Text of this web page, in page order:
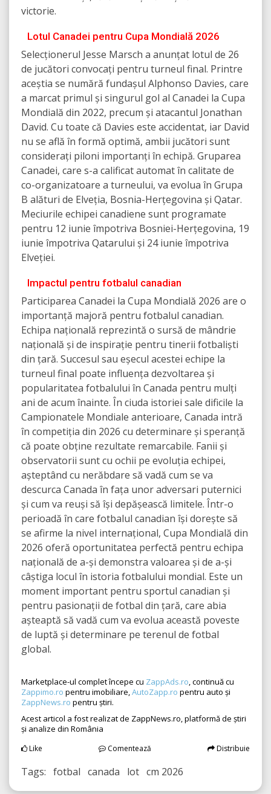
victorie.
Lotul Canadei pentru Cupa Mondială 2026
Selecționerul Jesse Marsch a anunțat lotul de 26
de jucători convocați pentru turneul final. Printre
aceștia se numără fundașul Alphonso Davies, care
a marcat primul și singurul gol al Canadei la Cupa
Mondială din 2022, precum și atacantul Jonathan
David. Cu toate că Davies este accidentat, iar David
nu se află în formă optimă, ambii jucători sunt
considerați piloni importanți în echipă. Gruparea
Canadei, care s-a calificat automat în calitate de
co-organizatoare a turneului, va evolua în Grupa
B alături de Elveția, Bosnia-Herțegovina și Qatar.
Meciurile echipei canadiene sunt programate
pentru 12 iunie împotriva Bosniei-Herțegovina, 19
iunie împotriva Qatarului și 24 iunie împotriva
Elveției.
Impactul pentru fotbalul canadian
Participarea Canadei la Cupa Mondială 2026 are o
importanță majoră pentru fotbalul canadian.
Echipa națională reprezintă o sursă de mândrie
națională și de inspirație pentru tinerii fotbaliști
din țară. Succesul sau eșecul acestei echipe la
turneul final poate influența dezvoltarea și
popularitatea fotbalului în Canada pentru mulți
ani de acum înainte. În ciuda istoriei sale dificile la
Campionatele Mondiale anterioare, Canada intră
în competiția din 2026 cu determinare și speranță
că poate obține rezultate remarcabile. Fanii și
observatorii sunt cu ochii pe evoluția echipei,
așteptând cu nerăbdare să vadă cum se va
descurca Canada în fața unor adversari puternici
și cum va reuși să își depășească limitele. Într-o
perioadă în care fotbalul canadian își dorește să
se afirme la nivel internațional, Cupa Mondială din
2026 oferă oportunitatea perfectă pentru echipa
națională de a-și demonstra valoarea și de a-și
câștiga locul în istoria fotbalului mondial. Este un
moment important pentru sportul canadian și
pentru pasionații de fotbal din țară, care abia
așteaptă să vadă cum va evolua această poveste
de luptă și determinare pe terenul de fotbal
global.
Marketplace-ul complet începe cu ZappAds.ro, continuă cu
Zappimo.ro pentru imobiliare,AutoZapp.ro pentru auto și
ZappNews.ro pentru știri.
Acest articol a fost realizat de ZappNews.ro, platformă de știri
și analize din România
Like Comentează Distribuie
Tags: fotbal canada lot cm 2026